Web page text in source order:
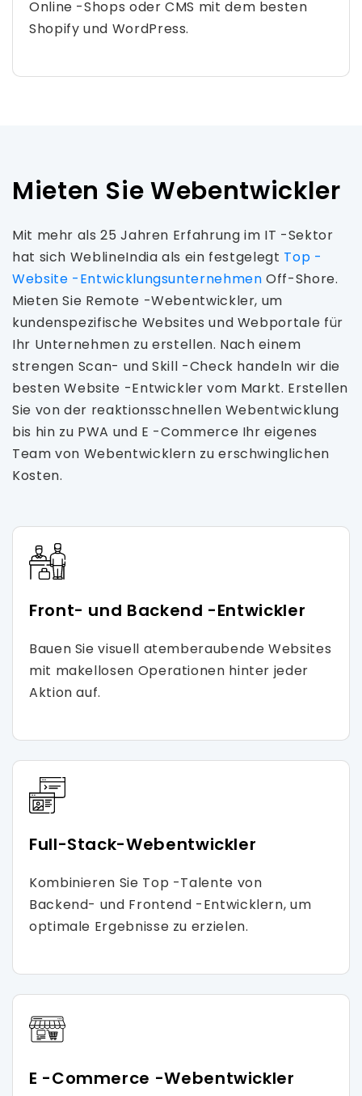
Online -Shops oder CMS mit dem besten
Shopify und WordPress.
Mieten Sie Webentwickler
Mit mehr als 25 Jahren Erfahrung im IT -Sektor
hat sich WeblineIndia als ein festgelegt Top -
Website -EntwicklungsunternehmenOff-Shore.
Mieten Sie Remote -Webentwickler, um
kundenspezifische Websites und Webportale für
Ihr Unternehmen zu erstellen. Nach einem
strengen Scan- und Skill -Check handeln wir die
besten Website -Entwickler vom Markt. Erstellen
Sie von der reaktionsschnellen Webentwicklung
bis hin zu PWA und E -Commerce Ihr eigenes
Team von Webentwicklern zu erschwinglichen
Kosten.
Front- und Backend -Entwickler
Bauen Sie visuell atemberaubende Websites
mit makellosen Operationen hinter jeder
Aktion auf.
Full-Stack-Webentwickler
Kombinieren Sie Top -Talente von
Backend- und Frontend -Entwicklern, um
optimale Ergebnisse zu erzielen.
E -Commerce -Webentwickler